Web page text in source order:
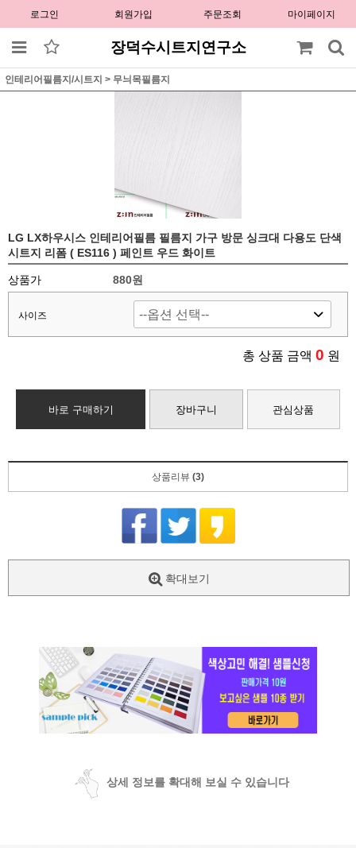
로그인 회원가입 주문조회 마이페이지
장덕수시트지연구소
인테리어필름지/시트지 > 무늬목필름지
LG LX하우시스 인테리어필름 필름지 가구 방문 싱크대 다용도 단색
시트지 리폼 ( ES116 ) 페인트 우드 화이트
상품가 880원
사이즈
총 상품 금액 0 원
바로 구매하기 장바구니 관심상품
상품리뷰 (3)
확대보기
상세 정보를 확대해 보실 수 있습니다